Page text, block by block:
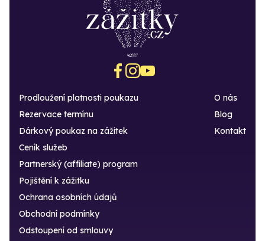
Prodloužení platnosti poukazu
Rezervace termínu
Dárkový poukaz na zážitek
O nás
Blog
Kontakt
Ceník služeb
Partnerský (affiliate) program
Pojištění k zážitku
Ochrana osobních údajů
Obchodní podmínky
Odstoupení od smlouvy